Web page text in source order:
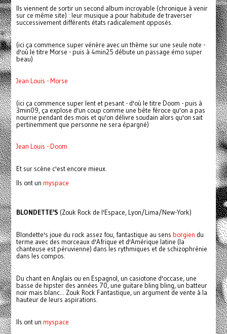
Ils viennent de sortir un second album incroyable (chronique à venir
sur ce même site) : leur musique a pour habitude de traverser
successivement différents états radicalement opposés.
(ici ça commence super vénère avec un thème sur une seule note -
d'où le titre Morse - puis à 4min25 débute un passage émo super
beau)
Jean Louis - Morse
(ici ça commence super lent et pesant - d'où le titre Doom - puis à
3min09, ça explose d'un coup comme une bête féroce qu'on a pas
nourrie pendant des mois et qu'on délivre soudain alors qu'on sait
pertinemment que personne ne sera épargné)
Jean Louis - Doom
Et sur scène c'est encore mieux.
Ils ont un myspace
BLONDETTE'S (Zouk Rock de l'Espace, Lyon/Lima/New-York)
Blondette's joue du rock assez fou, fantastique au sens borgien du
terme avec des morceaux d'Afrique et d'Amérique latine (la
chanteuse est péruvienne) dans les rythmiques et de schizophrénie
dans les compos.
Du chant en Anglais ou en Espagnol, un casiotone d'occase, une
basse de hipster des années 70, une guitare bling bling, un batteur
noir mais blanc... Zouk Rock Fantastique, un argument de vente à la
hauteur de leurs aspirations.
Ils ont un myspace